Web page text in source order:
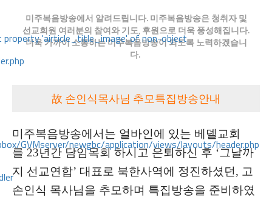
property 'airticle_title_image' of non-object
GVMserver/newgbc/application/views/layouts/header.php
미주복음방송에서 알려드립니다. 미주복음방송은 청취자 및
선교회원 여러분의 참여와 기도, 후원으로 더욱 풍성해집니다.
더욱 가까이 소통하는 미주복음방송이 되도록 노력하겠습니
다.
故 손인식목사님 추모특집방송안내
미주복음방송에서는 얼바인에 있는 베델교회
를 23년간 담임목회 하시고 은퇴하신 후 ‘그날까
지 선교연합’ 대표로 북한사역에 정진하셨던, 고
손인식 목사님을 추모하며 특집방송을 준비하였